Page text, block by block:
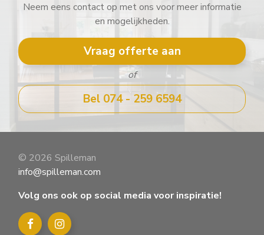
Neem eens contact op met ons voor meer informatie
en mogelijkheden.
Vraag offerte aan
of
Bel 074 - 259 6594
© 2026 Spilleman
info@spilleman.com
Volg ons ook op social media voor inspiratie!